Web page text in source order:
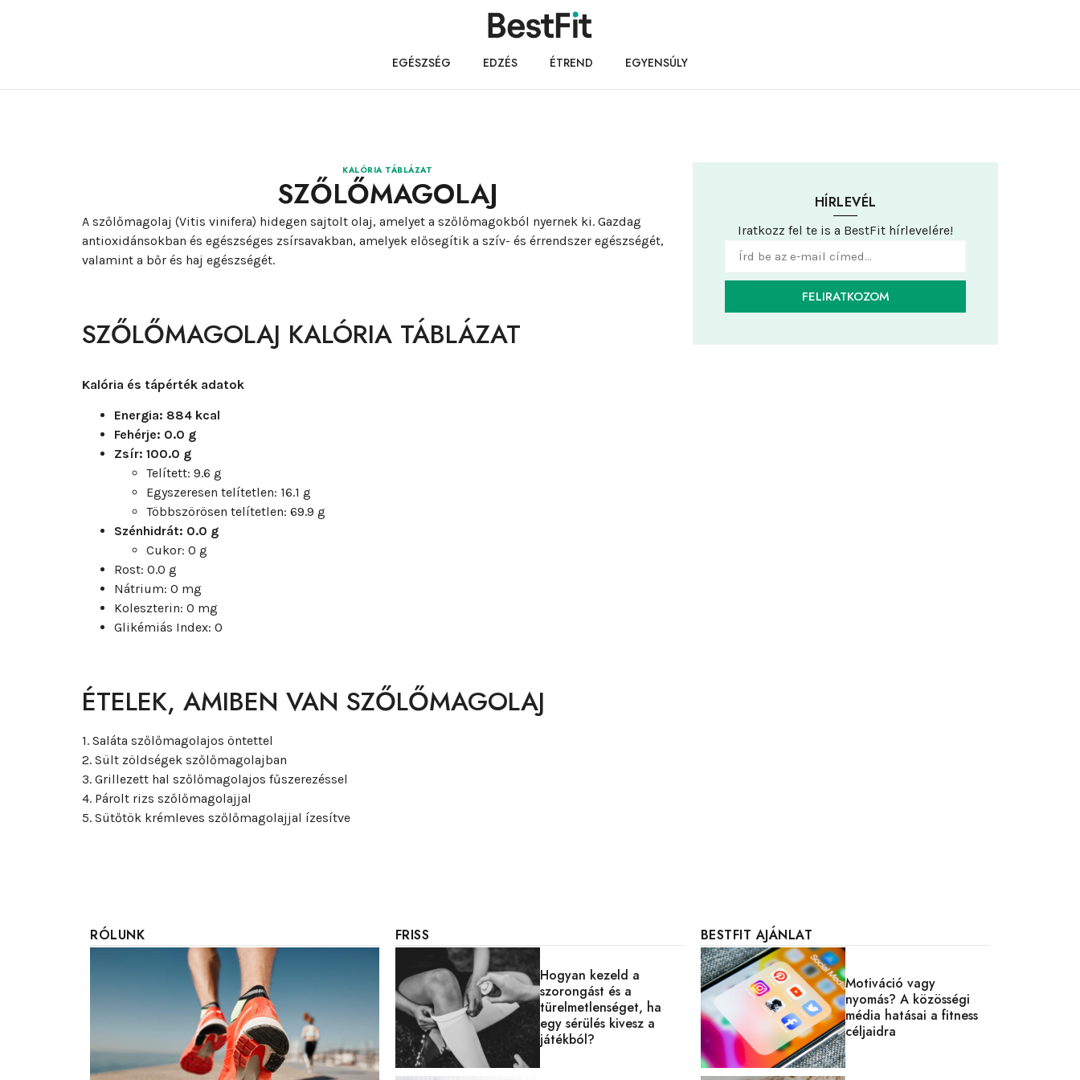
EGÉSZSÉG EDZÉS ÉTREND EGYENSÚLY
HÍRLEVÉL
Iratkozz fel te is a BestFit hírlevelére!
FELIRATKOZOM
KALÓRIA TÁBLÁZAT
SZŐLŐMAGOLAJ
A szőlőmagolaj (Vitis vinifera) hidegen sajtolt olaj, amelyet a szőlőmagokból nyernek ki. Gazdag
antioxidánsokban és egészséges zsírsavakban, amelyek elősegítik a szív- és érrendszer egészségét,
valamint a bőr és haj egészségét.
SZŐLŐMAGOLAJ KALÓRIA TÁBLÁZAT
Kalória és tápérték adatok
Energia: 884 kcal
Fehérje: 0.0 g
Zsír: 100.0 g
Telített: 9.6 g
Egyszeresen telítetlen: 16.1 g
Többszörösen telítetlen: 69.9 g
Szénhidrát: 0.0 g
Cukor: 0 g
Rost: 0.0 g
Nátrium: 0 mg
Koleszterin: 0 mg
Glikémiás Index: 0
ÉTELEK, AMIBEN VAN SZŐLŐMAGOLAJ
1. Saláta szőlőmagolajos öntettel
2. Sült zöldségek szőlőmagolajban
3. Grillezett hal szőlőmagolajos fűszerezéssel
4. Párolt rizs szőlőmagolajjal
5. Sütőtök krémleves szőlőmagolajjal ízesítve
RÓLUNK FRISS
Hogyan kezeld a
szorongást és a
türelmetlenséget, ha
egy sérülés kivesz a
játékból?
BESTFIT AJÁNLAT
Motiváció vagy
nyomás? A közösségi
média hatásai a fitness
céljaidra